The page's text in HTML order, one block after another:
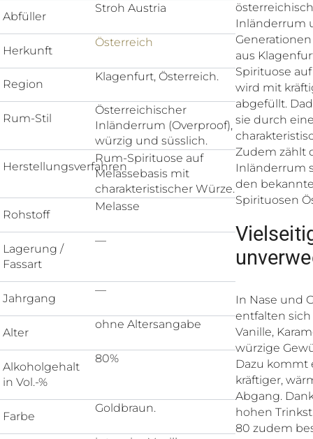
Abfüller
Stroh Austria
Herkunft
Österreich
Region
Klagenfurt, Österreich.
Rum-Stil
Österreichischer
Inländerrum (Overproof),
würzig und süsslich.
Herstellungsverfahren
Rum-Spirituose auf
Melassebasis mit
charakteristischer Würze.
Rohstoff
Melasse
Lagerung /
Fassart
—
Jahrgang
—
Alter
ohne Altersangabe
Alkoholgehalt
in Vol.-%
80%
Farbe
Goldbraun.
Inländerrum
aus
Spirituose
wird mit
abgefüllt.
sie durch
Zudem zählt
Inländerrum
den
Spirituosen
In Nase und
entfalten
Vanille,
würzige
Dazu kommt
kräftiger,
Abgang.
hohen
80 zudem